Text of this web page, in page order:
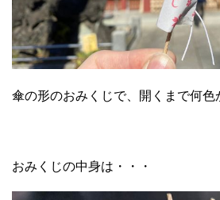
傘の形のおみくじで、開くまで何色
おみくじの中身は・・・